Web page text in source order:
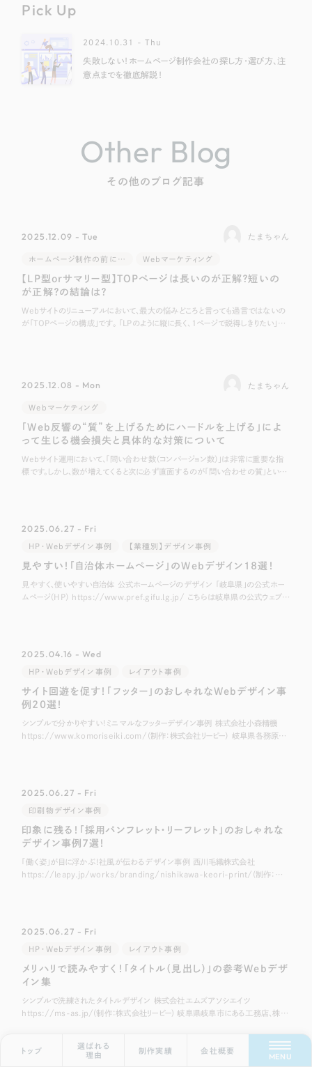
トップ
選ばれる
理由
制作実績 会社概要
MENU
Pick Up
2024.10.31 - Thu
失敗しない！ホームページ制作会社の探し方・選び方、注
意点までを徹底解説！
Other Blog
その他のブログ記事
2025.12.09 - Tue たまちゃん
ホームページ制作の前に… Webマーケティング
【LP型orサマリー型】TOPページは長いのが正解？短いの
が正解？の結論は？
Webサイトのリニューアルにおいて、最大の悩みどころと言っても過言ではないの
が「TOPページの構成」です。 「LPのように縦に長く、1ページで説得しきりたい」
2025.12.08 - Mon たまちゃん
Webマーケティング
「Web反響の“質”を上げるためにハードルを上げる」によ
って生じる機会損失と具体的な対策について
Webサイト運用において、「問い合わせ数（コンバージョン数）」は非常に重要な指
標です。しかし、数が増えてくると次に必ず直面するのが「問い合わせの質」という
2025.06.27 - Fri
HP・Webデザイン事例 【業種別】デザイン事例
見やすい！「自治体ホームページ」のWebデザイン18選！
見やすく、使いやすい自治体 公式ホームページのデザイン 「岐阜県」の公式ホー
ムページ（HP） https://www.pref.gifu.lg.jp/ こちらは岐阜県の公式ウェブサ
2025.04.16 - Wed
HP・Webデザイン事例 レイアウト事例
サイト回遊を促す！「フッター」のおしゃれなWebデザイン事
例20選！
シンプルで分かりやすい！ミニマルなフッターデザイン事例 株式会社小森精機
https://www.komoriseiki.com/（制作：株式会社リーピー） 岐阜県各務原市
2025.06.27 - Fri
印刷物デザイン事例
印象に残る！「採用パンフレット・リーフレット」のおしゃれな
デザイン事例7選！
「働く姿」が目に浮かぶ！社風が伝わるデザイン事例 西川毛織株式会社
https://leapy.jp/works/branding/nishikawa-keori-print/(制作：株
2025.06.27 - Fri
HP・Webデザイン事例 レイアウト事例
メリハリで読みやすく！「タイトル（見出し）」の参考Webデザ
イン集
シンプルで洗練されたタイトルデザイン 株式会社エムズアソシエイツ
https://ms-as.jp/(制作：株式会社リーピー) 岐阜県岐阜市にある工務店、株式